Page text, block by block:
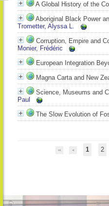
A Global History of the
Aboriginal Black Power
Trometter, Alyssa L.
Corruption, Empire and
Monier, Frédéric
European Integration
Magna Carta and New
Science, Museums and
Paul
The Slow Evolution of
1 2